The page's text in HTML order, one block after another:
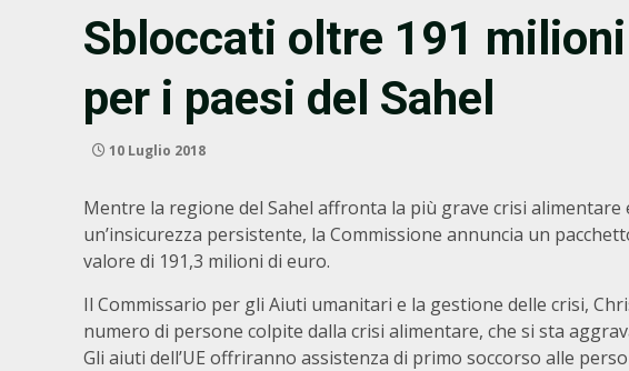
Sbloccati oltre 191
per i paesi del Sahel
10 Luglio 2018
Mentre la regione del Sahel affronta la più grave crisi
un’insicurezza persistente, la Commissione annuncia un
valore di 191,3 milioni di euro.
Il Commissario per gli Aiuti umanitari e la gestione delle crisi,
numero di persone colpite dalla crisi alimentare, che si sta
Gli aiuti dell’UE offriranno assistenza di primo soccorso alle